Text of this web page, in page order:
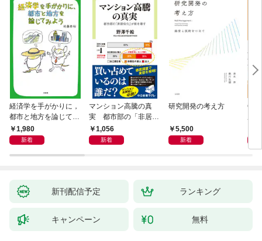
経済学を手がかりに，
都市と地方を論じてみ
よう1,980
新着
マンション高騰の真
実 都市部の「非居住
化」が街を壊す
1,056
新着
研究開発の考え方
5,500
新着
新刊配信予定 ランキング
キャンペーン 無料